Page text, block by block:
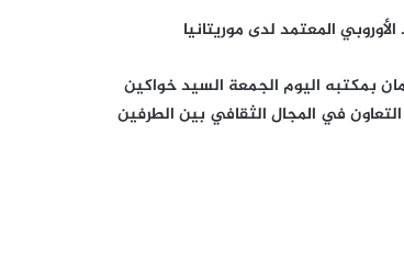
المعتمد لدى موريتانيا
بمكتبه اليوم الجمعة السيد خواكين
التعاون في المجال الثقافي بين الطرفين